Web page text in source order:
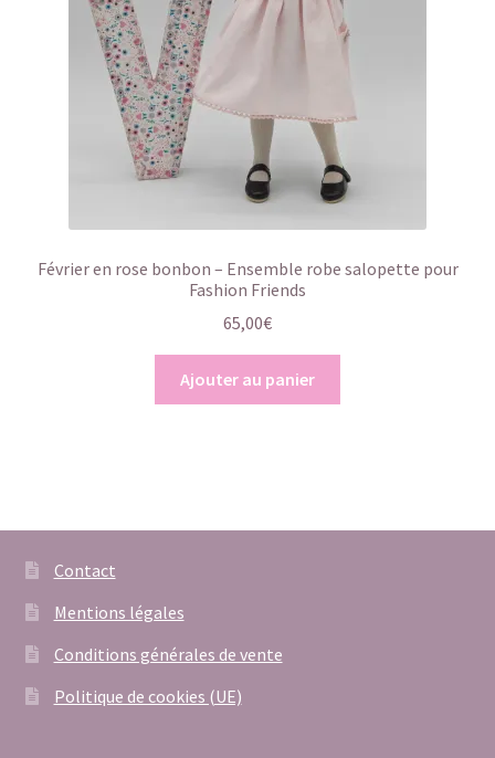
Février en rose bonbon – Ensemble robe salopette pour
Fashion Friends
65,00€
Ajouter au panier
Contact
Mentions légales
Conditions générales de vente
Politique de cookies (UE)